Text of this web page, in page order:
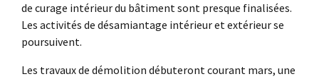
de curage intérieur du bâtiment sont presque finalisées.
Les activités de désamiantage intérieur et extérieur se
poursuivent.
Les travaux de démolition débuteront courant mars, une